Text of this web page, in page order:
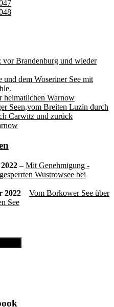
Brandenburg und wieder
und dem Woseriner See mit
heimatlichen Warnow
Seen,vom Breiten Luzin durch
Carwitz und zurück
– Mit Genehmigung -
Wustrowsee bei
2022 – Vom Borkower See über
See